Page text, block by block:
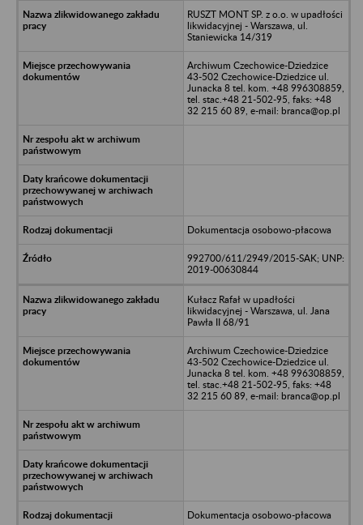
RUSZT MONT SP. z o.o. w upadłości
likwidacyjnej - Warszawa, ul.
Staniewicka 14/319
Archiwum Czechowice-Dziedzice
43-502 Czechowice-Dziedzice ul.
Junacka 8 tel. kom. +48 996308859,
tel. stac.+48 21-502-95, faks: +48
32 215 60 89, e-mail: branca@op.pl
Dokumentacja osobowo-płacowa
992700/611/2949/2015-SAK; UNP:
2019-00630844
Kułacz Rafał w upadłości
likwidacyjnej - Warszawa, ul. Jana
Pawła II 68/91
Archiwum Czechowice-Dziedzice
43-502 Czechowice-Dziedzice ul.
Junacka 8 tel. kom. +48 996308859,
tel. stac.+48 21-502-95, faks: +48
32 215 60 89, e-mail: branca@op.pl
Dokumentacja osobowo-płacowa